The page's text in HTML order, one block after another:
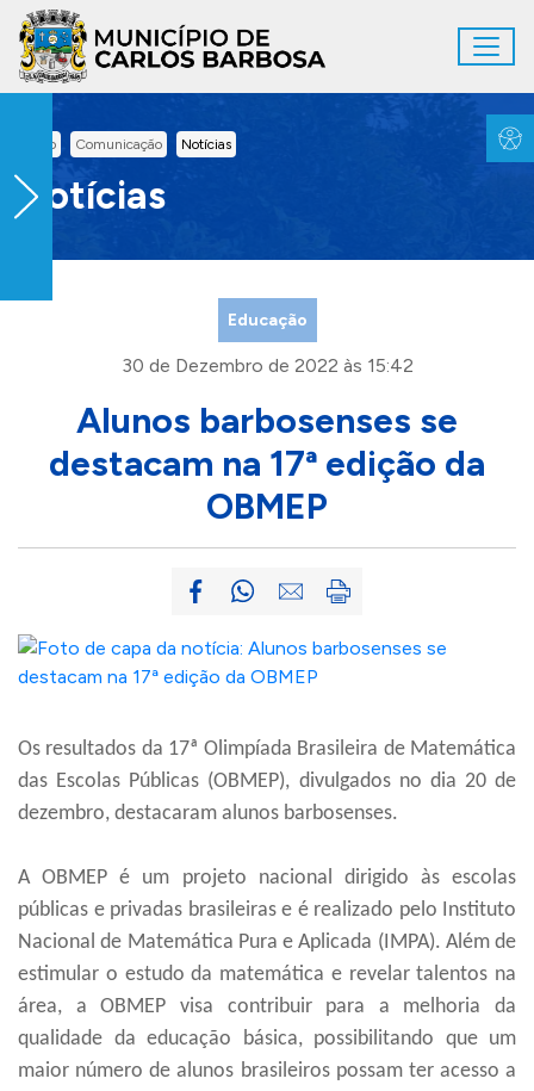
Ir para conteúdo principal
Inicio Comunicação Notícias
Notícias
Educação
30 de Dezembro de 2022 às 15:42
Alunos barbosenses se
destacam na 17ª edição da
OBMEP
Os resultados da 17ª Olimpíada Brasileira de Matemática
das Escolas Públicas (OBMEP), divulgados no dia 20 de
dezembro, destacaram alunos barbosenses.
A OBMEP é um projeto nacional dirigido às escolas
públicas e privadas brasileiras e é realizado pelo Instituto
Nacional de Matemática Pura e Aplicada (IMPA). Além de
estimular o estudo da matemática e revelar talentos na
área, a OBMEP visa contribuir para a melhoria da
qualidade da educação básica, possibilitando que um
maior número de alunos brasileiros possam ter acesso a